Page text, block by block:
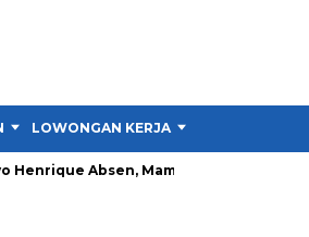
LOWONGAN KERJA
Absen, Mampukah Singo Edan